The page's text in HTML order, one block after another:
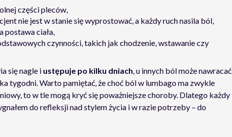
części pleców,
nie jest w stanie się wyprostować, a każdy ruch nasila ból,
postawa ciała,
czynności, takich jak chodzenie, wstawanie czy
się nagle i ustępuje po kilku dniach, u innych ból może nawracać
tygodni. Warto pamiętać, że choć ból w lumbago ma zwykle
to w tle mogą kryć się poważniejsze choroby. Dlatego każdy
do refleksji nad stylem życia i w razie potrzeby – do